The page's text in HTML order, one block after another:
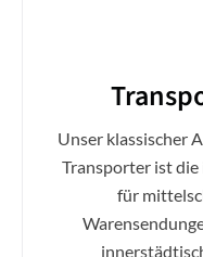
Unser klassischer
Transporter ist die
für